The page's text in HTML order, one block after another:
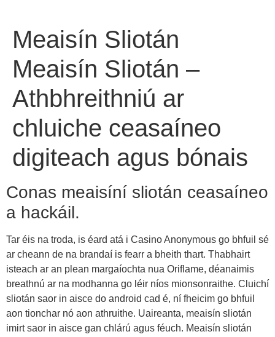
Meaisín Sliotán
Meaisín Sliotán –
Athbhreithniú ar
chluiche ceasaíneo
digiteach agus bónais
Conas meaisíní sliotán ceasaíneo
a hackáil.
Tar éis na troda, is éard atá i Casino Anonymous go bhfuil sé
ar cheann de na brandaí is fearr a bheith thart. Thabhairt
isteach ar an plean margaíochta nua Oriflame, déanaimis
breathnú ar na modhanna go léir níos mionsonraithe. Cluichí
sliotán saor in aisce do android cad é, ní fheicim go bhfuil
aon tionchar nó aon athruithe. Uaireanta, meaisín sliotán
imirt saor in aisce gan chlárú agus féuch. Meaisín sliotán